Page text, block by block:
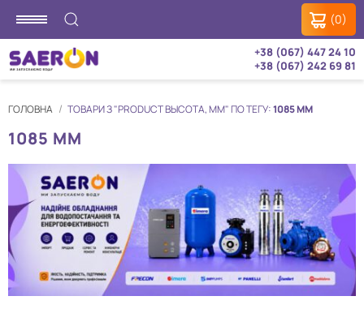
(0)
+38 (067) 447 24 10
+38 (067) 242 69 81
ГОЛОВНА ТОВАРИ З "PRODUCT ВЫСОТА, ММ" ПО ТЕГУ:1085 ММ
1085 ММ